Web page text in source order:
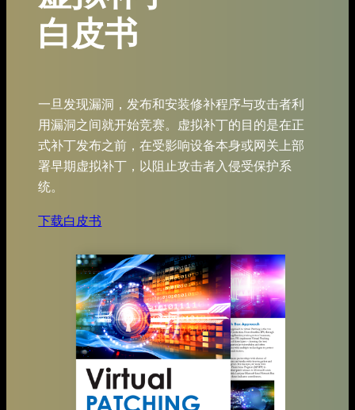
白皮书
一旦发现漏洞，发布和安装修补程序与攻击者利
用漏洞之间就开始竞赛。虚拟补丁的目的是在正
式补丁发布之前，在受影响设备本身或网关上部
署早期虚拟补丁，以阻止攻击者入侵受保护系
统。
下载白皮书